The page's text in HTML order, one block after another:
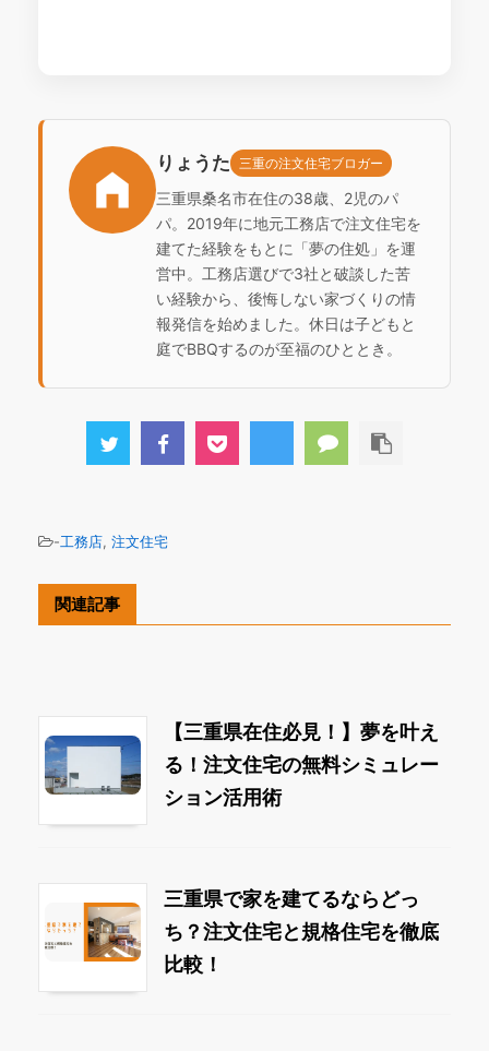
りょうた 三重の注文住宅ブロガー
三重県桑名市在住の38歳、2児のパ
パ。2019年に地元工務店で注文住宅を
建てた経験をもとに「夢の住処」を運
営中。工務店選びで3社と破談した苦
い経験から、後悔しない家づくりの情
報発信を始めました。休日は子どもと
庭でBBQするのが至福のひととき。
-工務店, 注文住宅
関連記事
【三重県在住必見！】夢を叶え
る！注文住宅の無料シミュレー
ション活用術
三重県で家を建てるならどっ
ち？注文住宅と規格住宅を徹底
比較！